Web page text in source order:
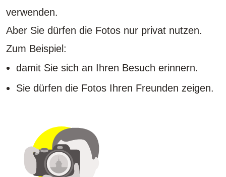
verwenden.
Aber Sie dürfen die Fotos nur privat nutzen.
Zum Beispiel:
damit Sie sich an Ihren Besuch erinnern.
Sie dürfen die Fotos Ihren Freunden zeigen.